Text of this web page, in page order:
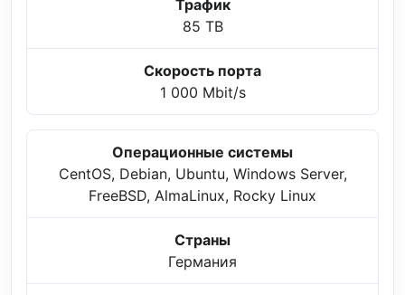
Трафик
85 TB
Скорость порта
1 000 Mbit/s
Операционные системы
CentOS, Debian, Ubuntu, Windows Server,
FreeBSD, AlmaLinux, Rocky Linux
Страны
Германия